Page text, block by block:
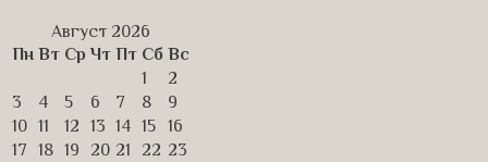
Август 2026
Пн Вт Ср Чт Пт Сб Вс
1
2
3
4 5 6 7 8
9
10 11 12 13 14 15
16
17
18 19 20 21 22 23